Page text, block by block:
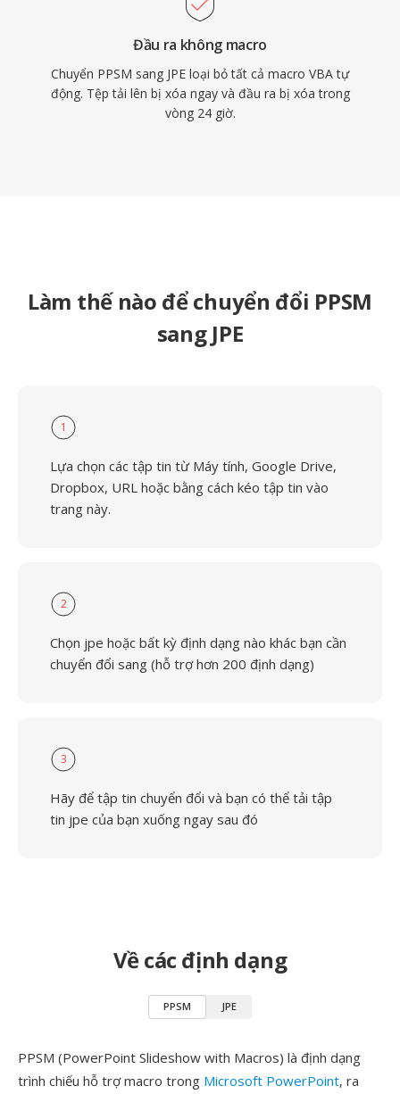
Đầu ra không macro
Chuyển PPSM sang JPE loại bỏ tất cả macro VBA tự
động. Tệp tải lên bị xóa ngay và đầu ra bị xóa trong
vòng 24 giờ.
Làm thế nào để chuyển đổi PPSM
sang JPE
1
Lựa chọn các tập tin từ Máy tính, Google Drive,
Dropbox, URL hoặc bằng cách kéo tập tin vào
trang này.
2
Chọn jpe hoặc bất kỳ định dạng nào khác bạn cần
chuyển đổi sang (hỗ trợ hơn 200 định dạng)
3
Hãy để tập tin chuyển đổi và bạn có thể tải tập
tin jpe của bạn xuống ngay sau đó
Về các định dạng
PPSM JPE
PPSM (PowerPoint Slideshow with Macros) là định dạng
trình chiếu hỗ trợ macro trong Microsoft PowerPoint, ra